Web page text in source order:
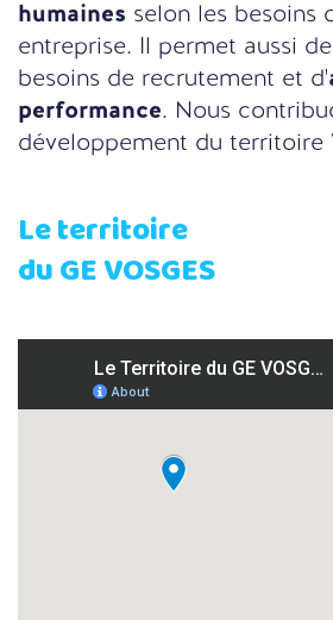
humaines selon les besoins
entreprise. Il permet aussi
besoins de recrutement et d'
performance. Nous
développement du territoire
Le territoire
du GE VOSGES